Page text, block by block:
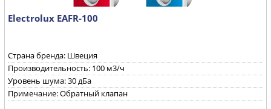
Electrolux EAFR-100
Страна бренда: Швеция
Производительность: 100 м3/ч
Уровень шума: 30 дБа
Примечание: Обратный клапан